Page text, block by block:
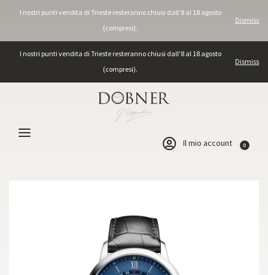
I nostri punti vendita di Trieste resteranno chiusi dall'8 al 18 agosto
(compresi).
Dismiss
I nostri punti vendita di Trieste resteranno chiusi dall'8 al 18 agosto
(compresi).
Dismiss
Il mio account 0